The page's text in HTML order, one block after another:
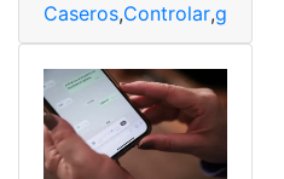
Caseros,Controlar,guía